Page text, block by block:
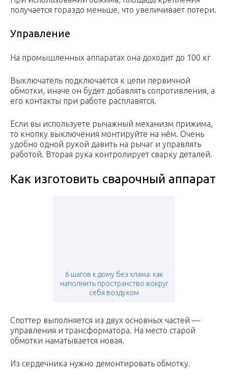
получается гораздо меньше, что увеличивает потери.
Управление
На промышленных аппаратах она доходит до 100 кг
Выключатель подключается к цепи первичной
обмотки, иначе он будет добавлять сопротивления, а
его контакты при работе расплавятся.
Если вы используете рычажный механизм прижима,
то кнопку выключения монтируйте на нём. Очень
удобно одной рукой давить на рычаг и управлять
работой. Вторая рука контролирует сварку деталей.
Как изготовить сварочный аппарат
6 шагов к дому без хлама: как
наполнить пространство вокруг
себя воздухом
Споттер выполняется из двух основных частей —
управления и трансформатора. На место старой
обмотки наматывается новая.
Из сердечника нужно демонтировать обмотку.